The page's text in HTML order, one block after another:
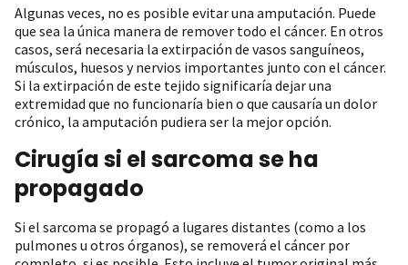
Algunas veces, no es posible evitar una amputación. Puede
que sea la única manera de remover todo el cáncer. En otros
casos, será necesaria la extirpación de vasos sanguíneos,
músculos, huesos y nervios importantes junto con el cáncer.
Si la extirpación de este tejido significaría dejar una
extremidad que no funcionaría bien o que causaría un dolor
crónico, la amputación pudiera ser la mejor opción.
Cirugía si el sarcoma se ha
propagado
Si el sarcoma se propagó a lugares distantes (como a los
pulmones u otros órganos), se removerá el cáncer por